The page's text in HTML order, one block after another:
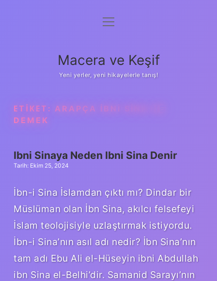
Anasayfa
Yasal Uyarı
menüyü
Macera ve Keşif
Yeni yerler, yeni hikayelerle tanış!
ETIKET: ARAPÇA İBNI SINA NE
DEMEK
Ibni Sinaya Neden Ibni Sina Denir
Tarih: Ekim 25, 2024
İbn-i Sina İslamdan çıktı mı? Dindar bir
Müslüman olan İbn Sina, akılcı felsefeyi
İslam teolojisiyle uzlaştırmak istiyordu.
İbn-i Sina’nın asıl adı nedir? İbn Sina’nın
tam adı Ebu Ali el-Hüseyin ibni Abdullah
ibn Sina el-Belhi’dir. Samanid Sarayı’nın